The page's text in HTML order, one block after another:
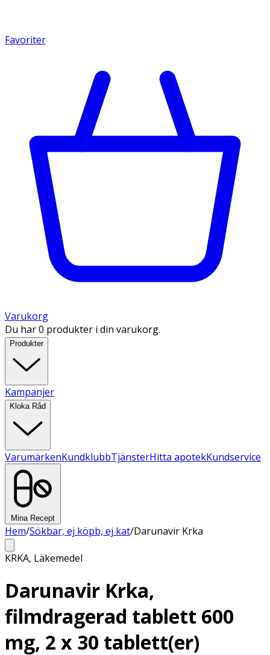
Favoriter
Varukorg
Du har 0 produkter i din varukorg.
Produkter
Kampanjer
Kloka Råd
VarumärkenKundklubbTjänsterHitta apotekKundservice
Mina Recept
Hem/Sökbar, ej köpb, ej kat/Darunavir Krka
KRKA, Läkemedel
Darunavir Krka,
filmdragerad tablett 600
mg, 2 x 30 tablett(er)